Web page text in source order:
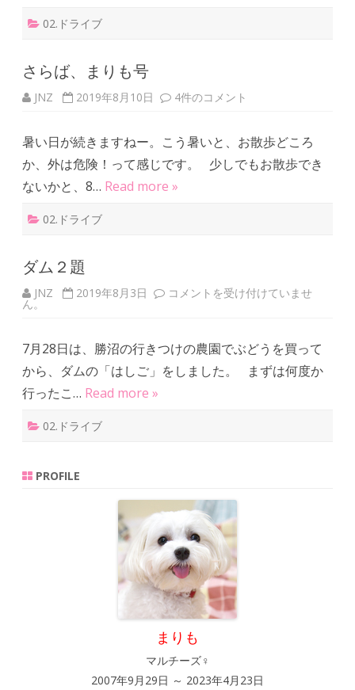
02.ドライブ
さらば、まりも号
JNZ 2019年8月10日 さ
ま
り
も
号
へ
4件のコメント
暑い日が続きますねー。こう暑いと、お散歩どころ
か、外は危険！って感じです。 少しでもお散歩でき
ないかと、8… Read more »
02.ドライブ
ダム２題
JNZ 2019年8月3日 ダ
コメントを受け付けていませ
ん。
7月28日は、勝沼の行きつけの農園でぶどうを買って
から、ダムの「はしご」をしました。 まずは何度か
行ったこ… Read more »
02.ドライブ
PROFILE
まりも
マルチーズ♀
2007年9月29日 ～ 2023年4月23日